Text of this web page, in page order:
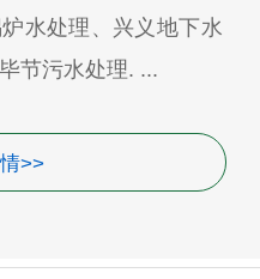
水处理、兴义地下水
节污水处理. ...
>>